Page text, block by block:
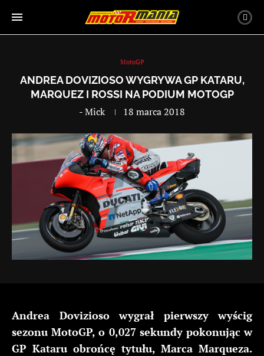
MotoGP
ANDREA DOVIZIOSO WYGRYWA GP KATARU,
MARQUEZ I ROSSI NA PODIUM MOTOGP
-Mick 18 marca 2018
Andrea Dovizioso wygrał pierwszy wyścig
sezonu MotoGP, o 0,027 sekundy pokonując w
GP Kataru obrońcę tytułu, Marca Marqueza.